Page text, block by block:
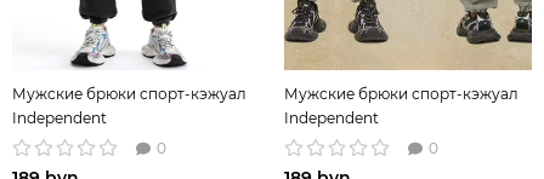
Мужские брюки спорт-кэжуал
Independent
0
Мужские брюки спорт-кэжуал
Independent
0